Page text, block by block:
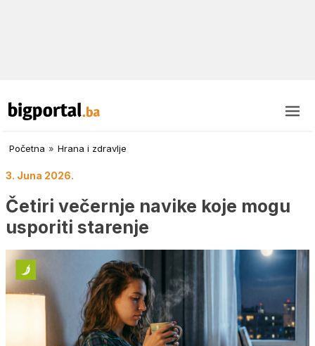
Početna » Hrana i zdravlje
3. Juna 2026.
Četiri večernje navike koje mogu
usporiti starenje